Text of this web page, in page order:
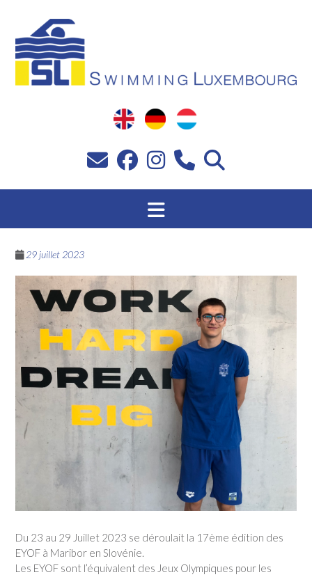
contenu
29 juillet 2023
Du 23 au 29 Juillet 2023 se déroulait la 17ème édition des
EYOF à Maribor en Slovénie.
Les EYOF sont l’équivalent des Jeux Olympiques pour les